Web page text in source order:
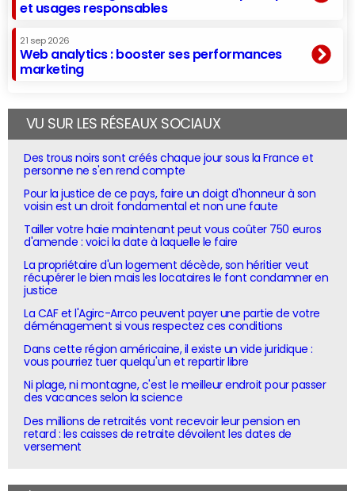
et usages responsables
21 sep 2026
Web analytics : booster ses performances
marketing
VU SUR LES RÉSEAUX SOCIAUX
Des trous noirs sont créés chaque jour sous la France et
personne ne s'en rend compte
Pour la justice de ce pays, faire un doigt d'honneur à son
voisin est un droit fondamental et non une faute
Tailler votre haie maintenant peut vous coûter 750 euros
d'amende : voici la date à laquelle le faire
La propriétaire d'un logement décède, son héritier veut
récupérer le bien mais les locataires le font condamner en
justice
La CAF et l'Agirc-Arrco peuvent payer une partie de votre
déménagement si vous respectez ces conditions
Dans cette région américaine, il existe un vide juridique :
vous pourriez tuer quelqu'un et repartir libre
Ni plage, ni montagne, c'est le meilleur endroit pour passer
des vacances selon la science
Des millions de retraités vont recevoir leur pension en
retard : les caisses de retraite dévoilent les dates de
versement